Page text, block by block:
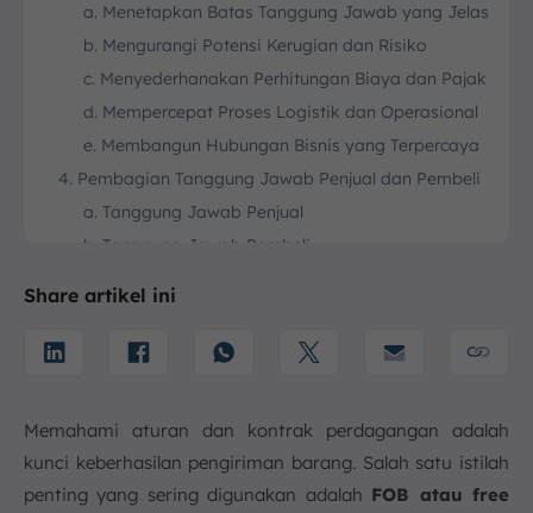
a. Menetapkan Batas Tanggung Jawab yang Jelas
b. Mengurangi Potensi Kerugian dan Risiko
c. Menyederhanakan Perhitungan Biaya dan Pajak
d. Mempercepat Proses Logistik dan Operasional
e. Membangun Hubungan Bisnis yang Terpercaya
4. Pembagian Tanggung Jawab Penjual dan Pembeli
a. Tanggung Jawab Penjual
b. Tanggung Jawab Pembeli
b. Penyerahan Barang ke Kapal
a. Biaya Pengiriman
Share artikel ini
Memahami aturan dan kontrak perdagangan adalah
kunci keberhasilan pengiriman barang. Salah satu istilah
penting yang sering digunakan adalah FOB atau free